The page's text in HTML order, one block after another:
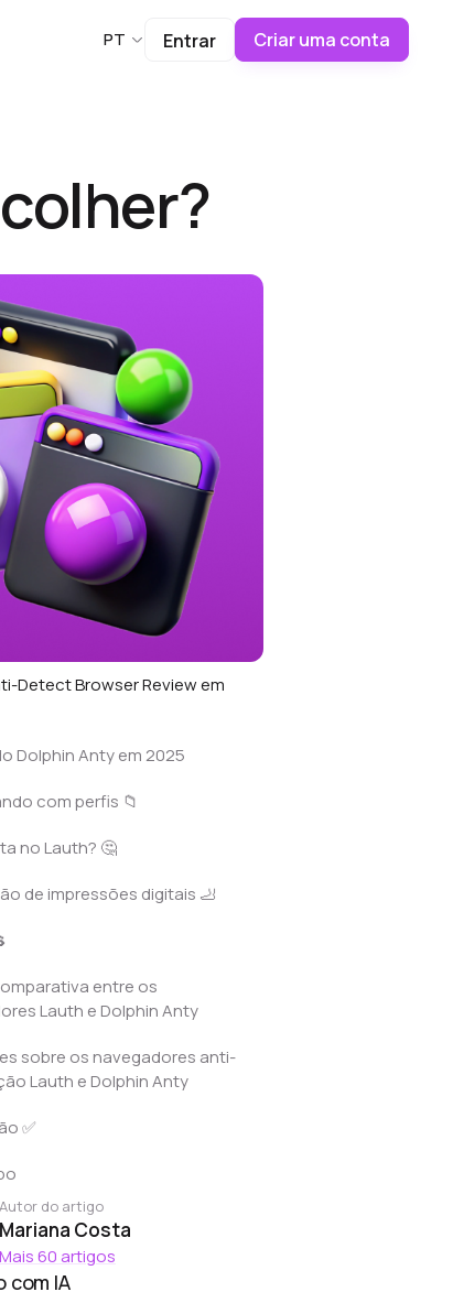
PT Entrar Criar uma conta
Detect Browser Review em
Dolphin Anty em 2025
com perfis 📁
no Lauth? 🤔
de impressões digitais 🦶
entre os
Lauth e Dolphin Anty
sobre os navegadores anti-
Lauth e Dolphin Anty
✅
Autor do artigo
Mariana Costa
Mais 60 artigos
com IA